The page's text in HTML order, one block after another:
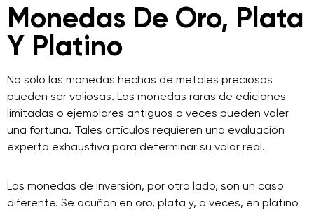
Monedas De Oro, Plata
Y Platino
No solo las monedas hechas de metales preciosos
pueden ser valiosas. Las monedas raras de ediciones
limitadas o ejemplares antiguos a veces pueden valer
una fortuna. Tales artículos requieren una evaluación
experta exhaustiva para determinar su valor real.
Las monedas de inversión, por otro lado, son un caso
diferente. Se acuñan en oro, plata y, a veces, en platino